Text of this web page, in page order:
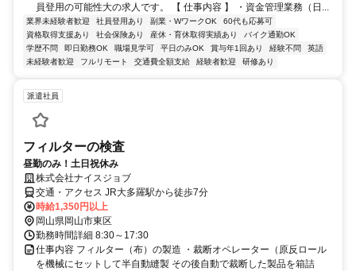
員登用の可能性大の求人です。 【 仕事内容 】 ・資金管理業務（日...
業界未経験者歓迎 社員登用あり 副業・WワークOK
60代も応募可
資格取得支援あり
社会保険あり 産休・育休取得実績あり
バイク通勤OK
学歴不問
即日勤務OK 職場見学可 平日のみOK 賞与年1回あり 経験不問
英語
未経験者歓迎
フルリモート 交通費全額支給 経験者歓迎 研修あり
派遣社員
フィルターの検査
昼勤のみ！土日祝休み
株式会社ナイスジョブ
交通・アクセス JR大多羅駅から徒歩7分
時給1,350円以上
岡山県岡山市東区
勤務時間詳細 8:30～17:30
仕事内容 フィルター（布）の製造 ・裁断オペレーター（原反ロール
を機械にセットして半自動縫製 その後自動で裁断した製品を箱詰